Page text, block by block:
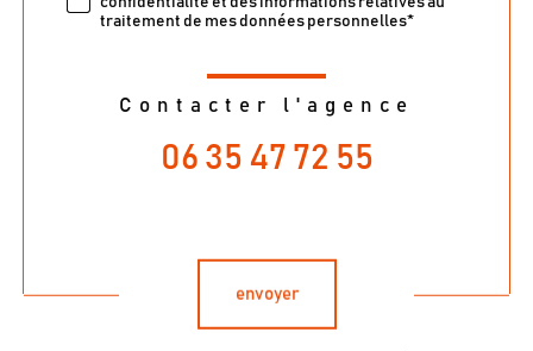
traitement de mes données personnelles*
Contacter l'agence
06 35 47 72 55
envoyer